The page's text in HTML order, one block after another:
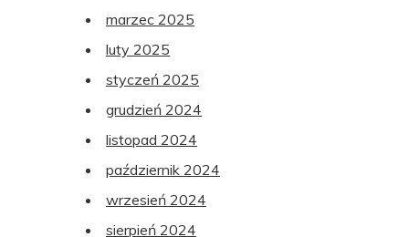
marzec 2025
luty 2025
styczeń 2025
grudzień 2024
listopad 2024
październik 2024
wrzesień 2024
sierpień 2024